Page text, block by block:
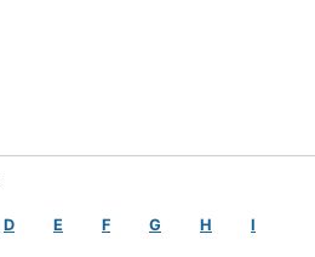
D E F G H I